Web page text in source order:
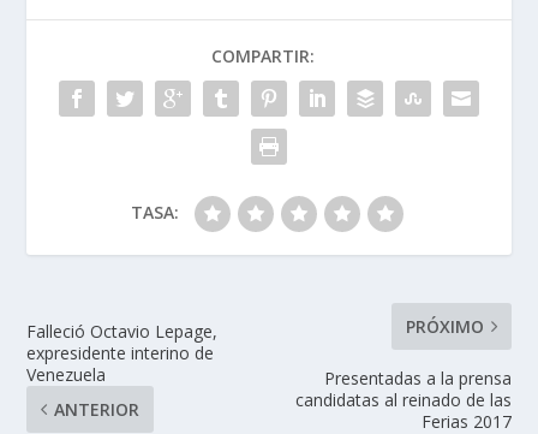
COMPARTIR:
TASA:
Falleció Octavio Lepage,
expresidente interino de
Venezuela
ANTERIOR
PRÓXIMO
Presentadas a la prensa
candidatas al reinado de las
Ferias 2017